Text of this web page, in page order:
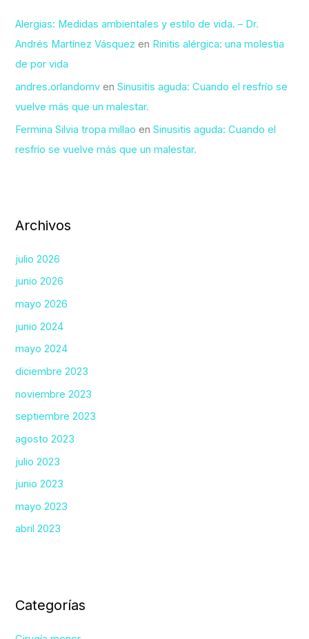
Alergias: Medidas ambientales y estilo de vida. – Dr.
Andrés Martínez Vásquez en Rinitis alérgica: una molestia
de por vida
andres.orlandomv enSinusitis aguda: Cuando el resfrío se
vuelve más que un malestar.
Fermina Silvia tropa millao enSinusitis aguda: Cuando el
resfrío se vuelve más que un malestar.
Archivos
julio 2026
junio 2026
mayo 2026
junio 2024
mayo 2024
diciembre 2023
noviembre 2023
septiembre 2023
agosto 2023
julio 2023
junio 2023
mayo 2023
abril 2023
Categorías